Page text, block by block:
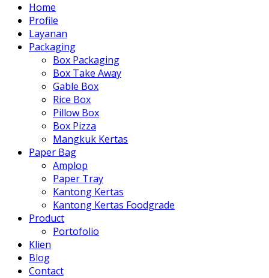
Home
Profile
Layanan
Packaging
Box Packaging
Box Take Away
Gable Box
Rice Box
Pillow Box
Box Pizza
Mangkuk Kertas
Paper Bag
Amplop
Paper Tray
Kantong Kertas
Kantong Kertas Foodgrade
Product
Portofolio
Klien
Blog
Contact